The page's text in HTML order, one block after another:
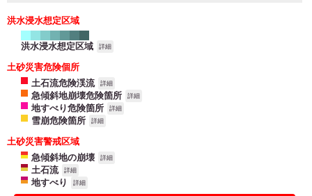
洪水浸水想定区域
洪水浸水想定区域 詳細
土砂災害危険個所
土石流危険渓流
詳細
急傾斜地崩壊危険箇所 詳細
地すべり危険箇所 詳細
雪崩危険箇所 詳細
土砂災害警戒区域
急傾斜地の崩壊
詳細
土石流 詳細
地すべり 詳細